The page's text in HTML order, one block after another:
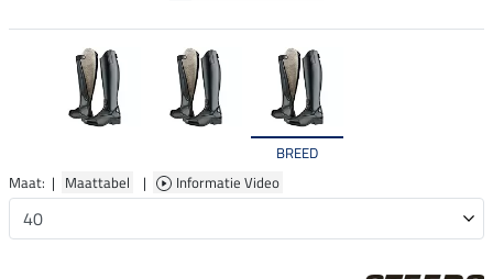
BREED
Maat: | Maattabel | Informatie Video